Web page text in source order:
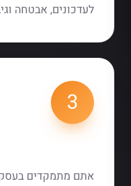
לעדכונים, אבטחה
3
אתם מתמקדים